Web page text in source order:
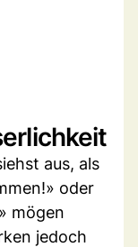
aus, als
oder
mögen
jedoch